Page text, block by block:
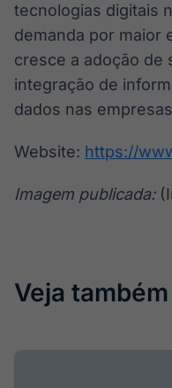
tecnologias digitais
demanda por maior
cresce a adoção de
integração de
dados nas
Website: https://
Imagem publicada:
Veja também